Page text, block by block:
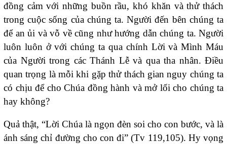
đồng cảm với những buồn rầu, khó khăn và thử thách
trong cuộc sống của chúng ta. Người đến bên chúng ta
để an ủi và vỗ về cũng như hướng dẫn chúng ta. Người
luôn luôn ở với chúng ta qua chính Lời và Mình Máu
của Người trong các Thánh Lễ và qua tha nhân. Điều
quan trọng là mỗi khi gặp thử thách gian nguy chúng ta
có chịu để cho Chúa đồng hành và mở lối cho chúng ta
hay không?
Quả thật, “Lời Chúa là ngọn đèn soi cho con bước, và là
ánh sáng chỉ đường cho con đi” (Tv 119,105). Hy vọng